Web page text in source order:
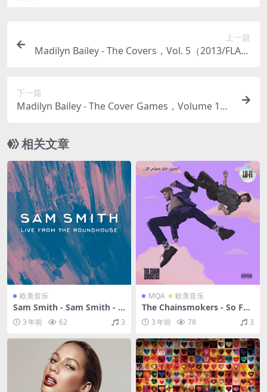
上一篇
Madilyn Bailey - The Covers，Vol. 5（2013/FLAC/
下一篇
Madilyn Bailey - The Cover Games，Volume 1
相关文章
欧美音乐
Sam Smith - Sam Smith - Li
ve From The Roundhouse
（2014/FLAC/分轨/370M）
3 年前 62 3
MQA 欧美音乐
The Chainsmokers - So Far
So Good (lofi remixes)（20
22/FLAC/分轨/163M）(MQ
A/16bit/44.1kHz)
3 年前 78 3